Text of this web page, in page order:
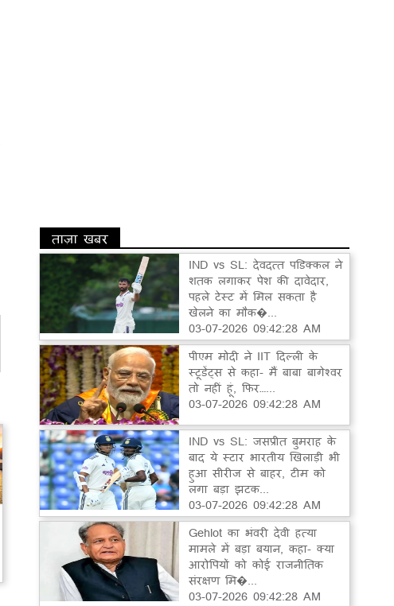
ताज़ा खबर
IND vs SL: देवदत्त पडिक्कल ने
शतक लगाकर पेश की दावेदार,
पहले टेस्ट में मिल सकता है
खेलने का मौक�...
03-07-2026 09:42:28 AM
पीएम मोदी ने IIT दिल्ली के
स्टूडेंट्स से कहा- मैं बाबा बागेश्वर
तो नहीं हूं, फिर…...
03-07-2026 09:42:28 AM
IND vs SL: जसप्रीत बुमराह के
बाद ये स्टार भारतीय खिलाड़ी भी
हुआ सीरीज से बाहर, टीम को
लगा बड़ा झटक...
03-07-2026 09:42:28 AM
Gehlot का भंवरी देवी हत्या
मामले में बड़ा बयान, कहा- क्या
आरोपियों को कोई राजनीतिक
संरक्षण मि�...
03-07-2026 09:42:28 AM